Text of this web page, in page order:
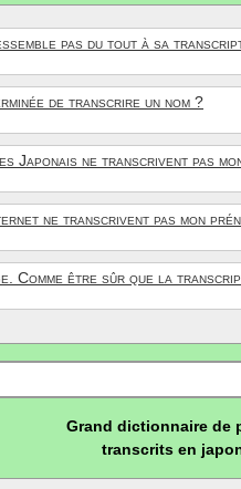
pas du tout à sa
de transcrire un nom ?
Japonais ne transcrivent pas
ne transcrivent pas mon
Comme être sûr que la
Grand dictionnaire de
transcrits en